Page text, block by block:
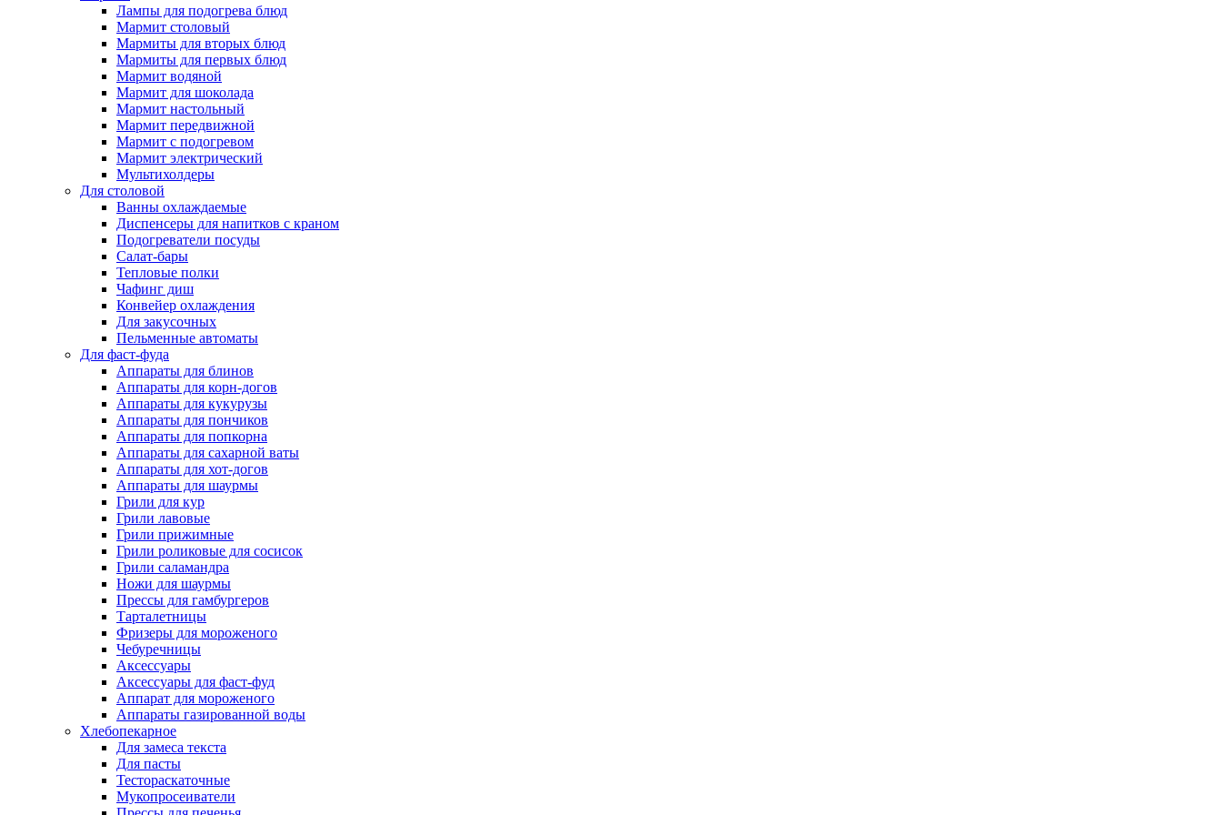
Лампы для подогрева блюд
Мармит столовый
Мармиты для вторых блюд
Мармиты для первых блюд
Мармит водяной
Мармит для шоколада
Мармит настольный
Мармит передвижной
Мармит с подогревом
Мармит электрический
Мультихолдеры
Для столовой
Ванны охлаждаемые
Диспенсеры для напитков с краном
Подогреватели посуды
Салат-бары
Тепловые полки
Чафинг диш
Конвейер охлаждения
Для закусочных
Пельменные автоматы
Для фаст-фуда
Аппараты для блинов
Аппараты для корн-догов
Аппараты для кукурузы
Аппараты для пончиков
Аппараты для попкорна
Аппараты для сахарной ваты
Аппараты для хот-догов
Аппараты для шаурмы
Грили для кур
Грили лавовые
Грили прижимные
Грили роликовые для сосисок
Грили саламандра
Ножи для шаурмы
Прессы для гамбургеров
Тарталетницы
Фризеры для мороженого
Чебуречницы
Аксессуары
Аксессуары для фаст-фуд
Аппарат для мороженого
Аппараты газированной воды
Хлебопекарное
Для замеса текста
Для пасты
Тестораскаточные
Мукопросеиватели